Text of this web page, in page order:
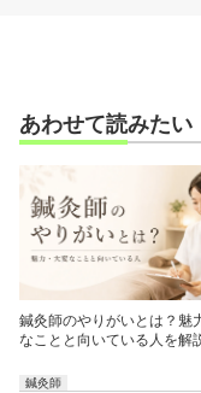
あわせて読みたい
鍼灸師のやりがいとは？魅
なことと向いている人を解
鍼灸師